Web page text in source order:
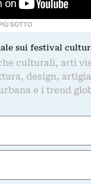
SOTTO
sui festival
culturali, arti
design,
e i trend